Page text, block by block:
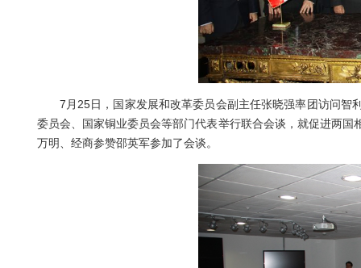
7 月 25日，国家发展和改革委员会副主任张晓强率团访问
委员会、国家铜业委员会等部门代表举行联合会谈，就促进两
万明、经商参赞邵英军参加了会谈。